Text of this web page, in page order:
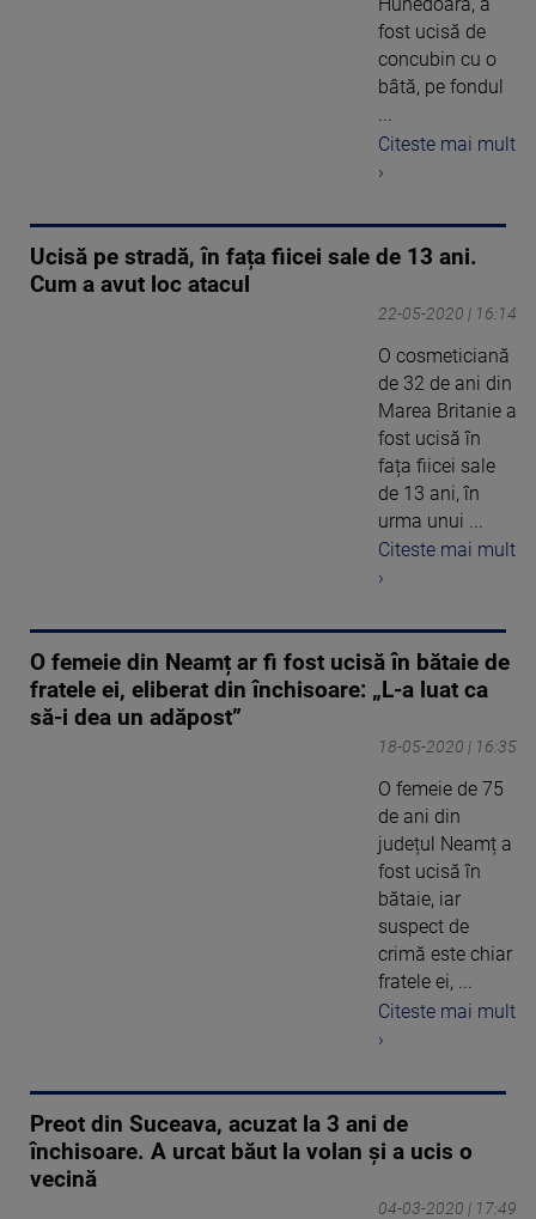
fost ucisă de
concubin cu o
bâtă, pe fondul
...
Citeste mai mult
›
Ucisă pe stradă, în fața fiicei sale de 13 ani.
Cum a avut loc atacul
22-05-2020 | 16:14
O cosmeticiană
de 32 de ani din
Marea Britanie a
fost ucisă în
fața fiicei sale
de 13 ani, în
urma unui ...
Citeste mai mult
›
O femeie din Neamț ar fi fost ucisă în bătaie de
fratele ei, eliberat din închisoare: „L-a luat ca
să-i dea un adăpost”
18-05-2020 | 16:35
O femeie de 75
de ani din
județul Neamț a
fost ucisă în
bătaie, iar
suspect de
crimă este chiar
fratele ei, ...
Citeste mai mult
›
Preot din Suceava, acuzat la 3 ani de
închisoare. A urcat băut la volan și a ucis o
vecină
04-03-2020 | 17:49